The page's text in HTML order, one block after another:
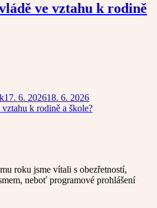
ve vztahu k rodině
17. 6. 202618. 6. 2026
roku jsme vítali s obezřetností,
neboť programové prohlášení